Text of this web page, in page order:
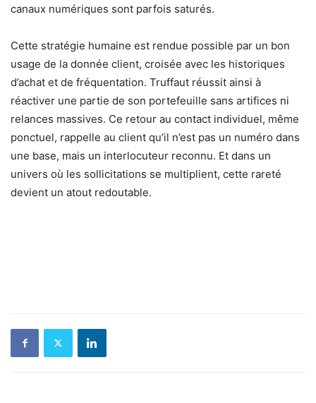
canaux numériques sont parfois saturés.
Cette stratégie humaine est rendue possible par un bon
usage de la donnée client, croisée avec les historiques
d’achat et de fréquentation. Truffaut réussit ainsi à
réactiver une partie de son portefeuille sans artifices ni
relances massives. Ce retour au contact individuel, même
ponctuel, rappelle au client qu’il n’est pas un numéro dans
une base, mais un interlocuteur reconnu. Et dans un
univers où les sollicitations se multiplient, cette rareté
devient un atout redoutable.